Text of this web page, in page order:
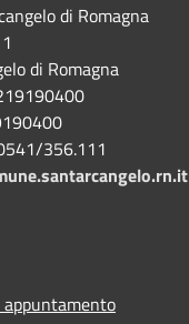
di Romagna
di Romagna
356.111